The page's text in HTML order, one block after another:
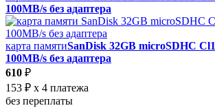
100MB/s без адаптера
карта памятиSanDisk 32GB microSDHC
100MB/s без адаптера
610 ₽
153 ₽ x 4 платежа
без переплаты